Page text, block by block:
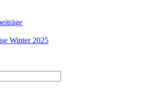
Winter 2025